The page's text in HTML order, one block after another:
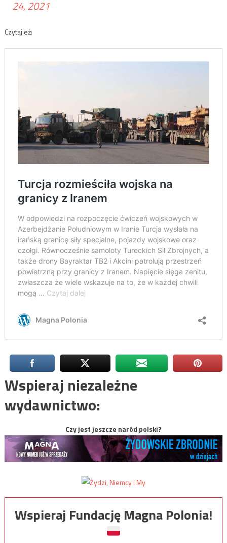
24, 2021
Czytaj eż:
Wspieraj niezależne
wydawnictwo:
Czy jest jeszcze naród polski?
Wspieraj Fundację Magna Polonia!